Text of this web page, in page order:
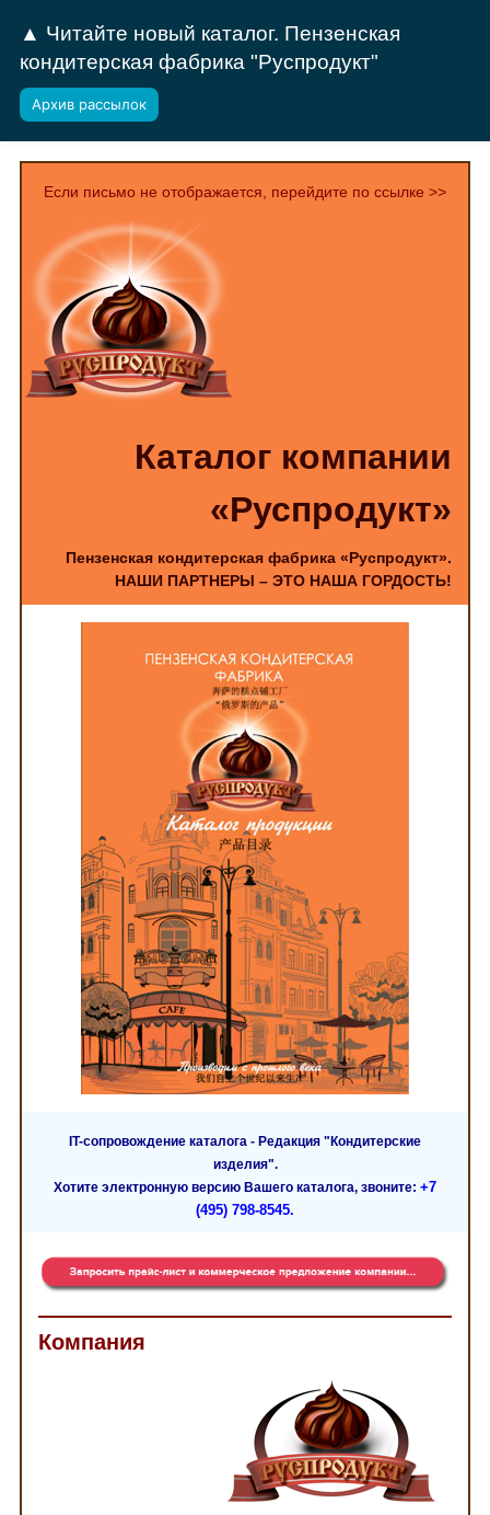
▲ Читайте новый каталог. Пензенская
кондитерская фабрика "Руспродукт"
Архив рассылок
Если письмо не отображается, перейдите по ссылке >>
Каталог компании
«Руспродукт»
Пензенская кондитерская фабрика «Руспродукт».
НАШИ ПАРТНЕРЫ – ЭТО НАША ГОРДОСТЬ!
IT-сопровождение каталога - Редакция "Кондитерские
изделия".
Хотите электронную версию Вашего каталога, звоните: +7
(495) 798-8545.
Компания